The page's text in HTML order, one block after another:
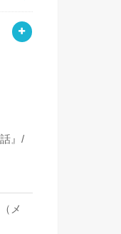
』/
メ